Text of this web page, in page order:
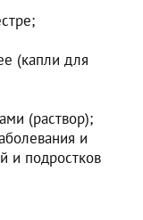
(капли для
(раствор);
и
и подростков